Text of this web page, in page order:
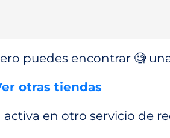
puedes encontrar 🧐
otras tiendas
en otro servicio de